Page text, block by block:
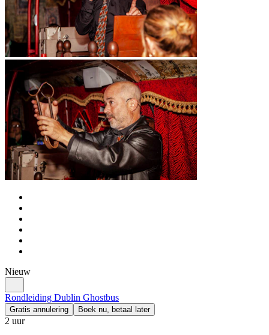
Nieuw
Rondleiding Dublin Ghostbus
Gratis annulering Boek nu, betaal later
2 uur